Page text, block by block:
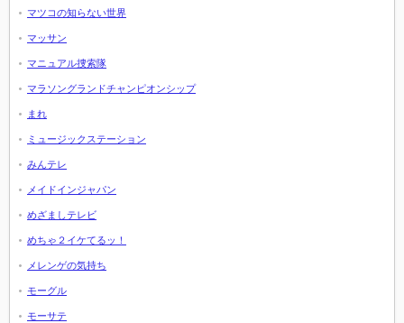
マツコの知らない世界
マッサン
マニュアル捜索隊
マラソングランドチャンピオンシップ
まれ
ミュージックステーション
みんテレ
メイドインジャパン
めざましテレビ
めちゃ２イケてるッ！
メレンゲの気持ち
モーグル
モーサテ